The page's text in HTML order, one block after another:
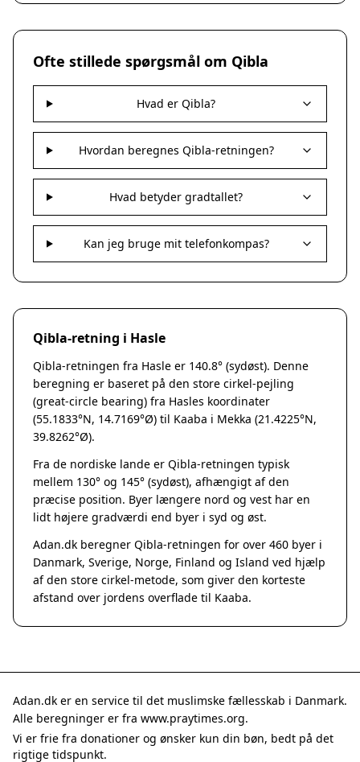
Kalundborg
Korsør
Nykøbing Sjælland
Præstø
Sorø
Stege
Svendstrup
Vordingborg
Assens
Bogense
Faaborg
Kerteminde
Middelfart
Munkebo
Rudkøbing
Ebeltoft
Galten
Grenaa
Hedensted
Hinnerup
Hobro
Mariager
Odder
Purhus
Rønde
Tranbjerg
Trustrup
Billund
Ofte stillede spørgsmål om Qibla
Hvad er Qibla?
Hvordan beregnes Qibla-retningen?
Hvad betyder gradtallet?
Kan jeg bruge mit telefonkompas?
Qibla-retning i Hasle
Qibla-retningen fra Hasle er 140.8° (sydøst). Denne
beregning er baseret på den store cirkel-pejling
(great-circle bearing) fra Hasles koordinater
(55.1833°N, 14.7169°Ø) til Kaaba i Mekka (21.4225°N,
39.8262°Ø).
Fra de nordiske lande er Qibla-retningen typisk
mellem 130° og 145° (sydøst), afhængigt af den
præcise position. Byer længere nord og vest har en
lidt højere gradværdi end byer i syd og øst.
Adan.dk beregner Qibla-retningen for over 460 byer i
Danmark, Sverige, Norge, Finland og Island ved hjælp
af den store cirkel-metode, som giver den korteste
afstand over jordens overflade til Kaaba.
Adan.dk er en service til det muslimske fællesskab i Danmark.
Alle beregninger er fra www.praytimes.org.
Vi er frie fra donationer og ønsker kun din bøn, bedt på det
rigtige tidspunkt.